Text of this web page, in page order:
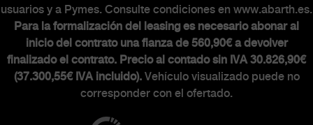
usuarios y a Pymes. Consulte condiciones en www.abarth.es.
Para la formalización del leasing es necesario abonar al
inicio del contrato una fianza de 560,90€ a devolver
finalizado el contrato. Precio al contado sin IVA 30.826,90€
(37.300,55€ IVA incluido).Vehículo visualizado puede no
corresponder con el ofertado.